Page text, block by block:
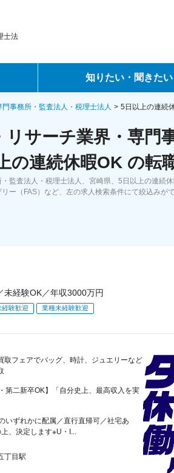
士法
知りたい・聞きたい
転職ノウハウ
データで見る転職
コラム・インタビュー
転職Q&A
事務所・監査法人・税理士法人 5日以上の連続
サーチ業界・専門
の連続休暇OK の転
監査法人・税理士法人、宮崎県、5日以上の連続
ー（FAS）など、左の求人検索条件にて絞込みが
未経験OK／年収3000万円
経験歓迎 業種未経験歓迎
取フェアでバッグ、時計、ジュエリーなど
第二新卒OK】「自分史上、最高収入を実
いずれかに配属／直行直帰可／社宅あ
、決定します※U・I...
丁目駅